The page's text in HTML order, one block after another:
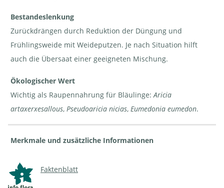
Bestandeslenkung
Zurückdrängen durch Reduktion der Düngung und
Frühlingsweide mit Weideputzen. Je nach Situation hilft
auch die Übersaat einer geeigneten Mischung.
Ökologischer Wert
Wichtig als Raupennahrung für Bläulinge:Aricia
artaxerxesallous, Pseudoaricia nicias, Eumedonia eumedon.
Merkmale und zusätzliche Informationen
Faktenblatt